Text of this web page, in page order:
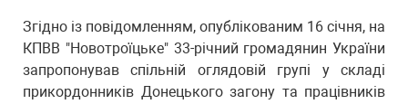
Згідно із повідомленням, опублікованим 16 січня, на
КПВВ "Новотроїцьке" 33-річний громадянин України
запропонував спільній оглядовій групі у складі
прикордонників Донецького загону та працівників